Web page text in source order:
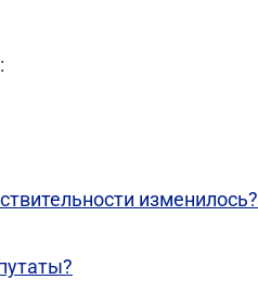
изменилось?